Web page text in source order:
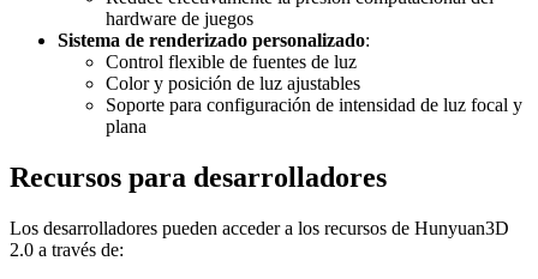
hardware de juegos
Sistema de renderizado personalizado:
Control flexible de fuentes de luz
Color y posición de luz ajustables
Soporte para configuración de intensidad de luz focal y
plana
Recursos para desarrolladores
Los desarrolladores pueden acceder a los recursos de Hunyuan3D
2.0 a través de: